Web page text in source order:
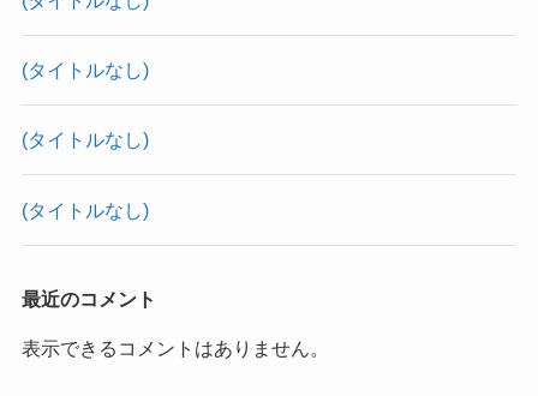
(タイトルなし)
(タイトルなし)
(タイトルなし)
最近のコメント
表示できるコメントはありません。